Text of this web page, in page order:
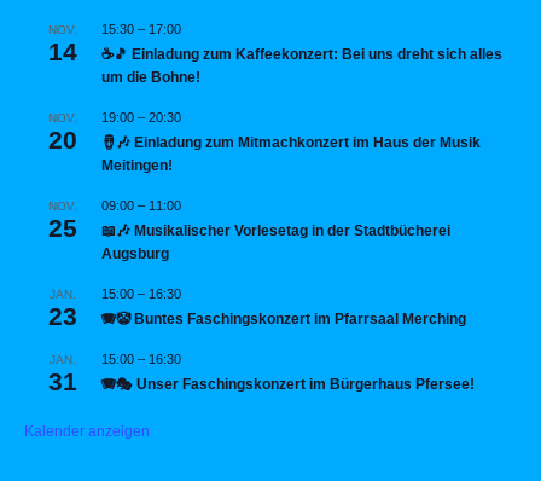
NOV.
14
15:30 – 17:00
☕🎵 Einladung zum Kaffeekonzert: Bei uns dreht sich alles
um die Bohne!
NOV.
20
19:00 – 20:30
🪘🎶 Einladung zum Mitmachkonzert im Haus der Musik
Meitingen!
NOV.
25
09:00 – 11:00
📖🎶 Musikalischer Vorlesetag in der Stadtbücherei
Augsburg
JAN.
23
15:00 – 16:30
🪗🤡 Buntes Faschingskonzert im Pfarrsaal Merching
JAN.
31
15:00 – 16:30
🪗🎭 Unser Faschingskonzert im Bürgerhaus Pfersee!
Kalender anzeigen